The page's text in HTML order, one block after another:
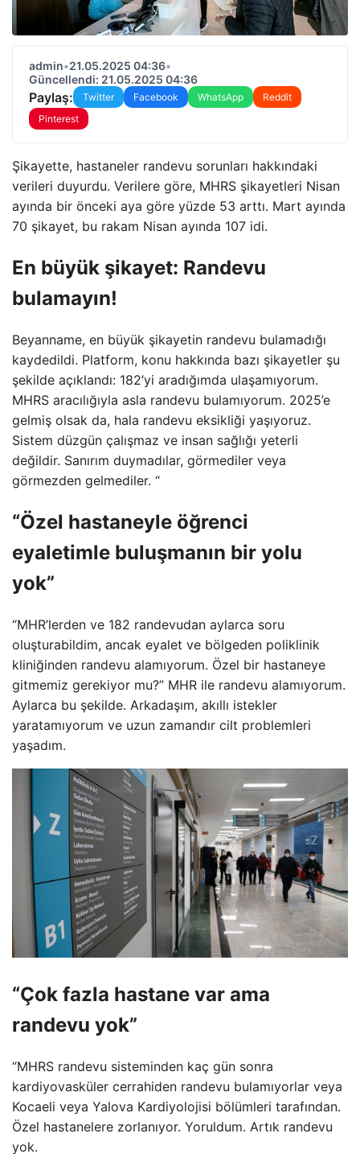
admin•21.05.2025 04:36•
Güncellendi: 21.05.2025 04:36
Paylaş: Twitter Facebook WhatsApp
Reddit
Pinterest
Şikayette, hastaneler randevu sorunları hakkındaki
verileri duyurdu. Verilere göre, MHRS şikayetleri Nisan
ayında bir önceki aya göre yüzde 53 arttı. Mart ayında
70 şikayet, bu rakam Nisan ayında 107 idi.
En büyük şikayet: Randevu
bulamayın!
Beyanname, en büyük şikayetin randevu bulamadığı
kaydedildi. Platform, konu hakkında bazı şikayetler şu
şekilde açıklandı: 182’yi aradığımda ulaşamıyorum.
MHRS aracılığıyla asla randevu bulamıyorum. 2025’e
gelmiş olsak da, hala randevu eksikliği yaşıyoruz.
Sistem düzgün çalışmaz ve insan sağlığı yeterli
değildir. Sanırım duymadılar, görmediler veya
görmezden gelmediler. “
“Özel hastaneyle öğrenci
eyaletimle buluşmanın bir yolu
yok”
“MHR’lerden ve 182 randevudan aylarca soru
oluşturabildim, ancak eyalet ve bölgeden poliklinik
kliniğinden randevu alamıyorum. Özel bir hastaneye
gitmemiz gerekiyor mu?” MHR ile randevu alamıyorum.
Aylarca bu şekilde. Arkadaşım, akıllı istekler
yaratamıyorum ve uzun zamandır cilt problemleri
yaşadım.
“Çok fazla hastane var ama
randevu yok”
“MHRS randevu sisteminden kaç gün sonra
kardiyovasküler cerrahiden randevu bulamıyorlar veya
Kocaeli veya Yalova Kardiyolojisi bölümleri tarafından.
Özel hastanelere zorlanıyor. Yoruldum. Artık randevu
yok.